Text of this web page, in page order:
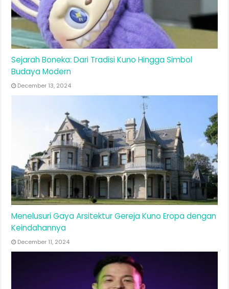
Sejarah Boneka: Dari Tradisi Kuno Hingga Simbol
Budaya Modern
December 13, 2024
Menelusuri Gaya Arsitektur Gereja Kuno Eropa dengan
Keindahannya
December 11, 2024